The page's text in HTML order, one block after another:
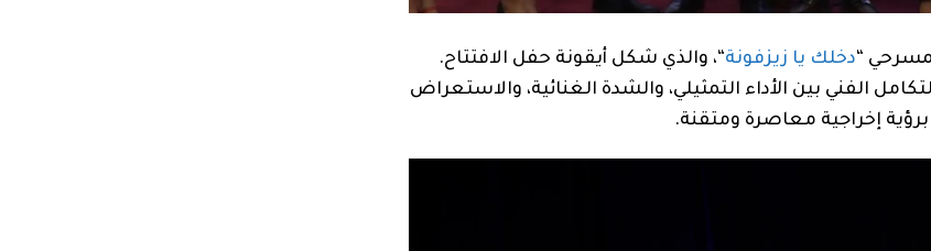
“دخلك يا زيزفونة“، والذي شكل أيقونة حفل الافتتاح.
الفني بين الأداء التمثيلي، والشدة الغنائية، والاستعراض
إخراجية معاصرة ومتقنة.